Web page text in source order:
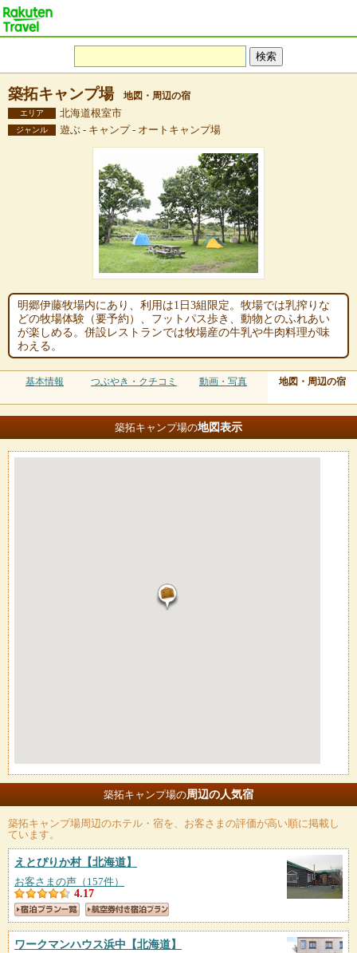
築拓キャンプ場 地図・周辺の宿
エリア 北海道根室市
ジャンル 遊ぶ - キャンプ - オートキャンプ場
明郷伊藤牧場内にあり、利用は1日3組限定。牧場では乳搾りな
どの牧場体験（要予約）、フットパス歩き、動物とのふれあい
が楽しめる。併設レストランでは牧場産の牛乳や牛肉料理が味
わえる。
基本情報 つぶやき・クチコミ 動画・写真 地図・周辺の宿
築拓キャンプ場の地図表示
築拓キャンプ場の周辺の人気宿
築拓キャンプ場周辺のホテル・宿を、お客さまの評価が高い順に掲載し
ています。
えとぴりか村【北海道】
お客さまの声（157件）
4.17
ワークマンハウス浜中 【北海道】